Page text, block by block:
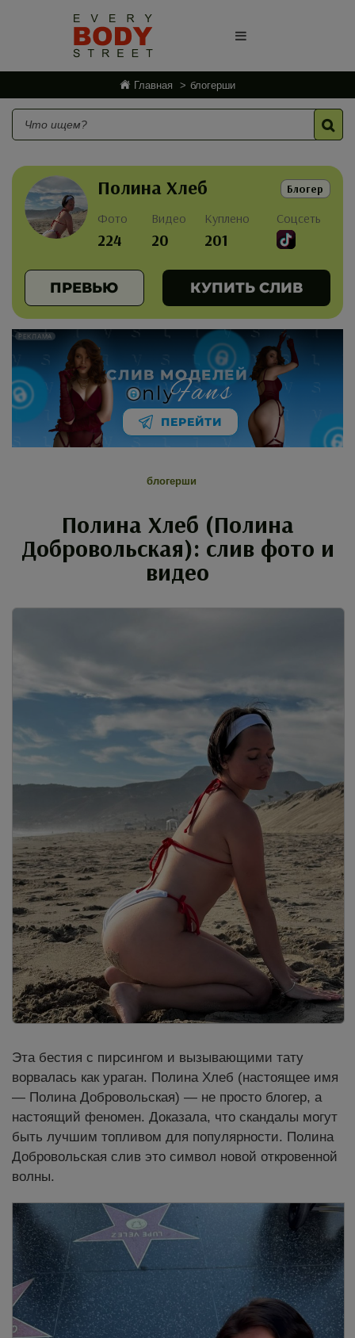
Главная блогерши
Полина Хлеб Блогер
Фото
224
Видео
20
Куплено
201
Соцсеть
ПРЕВЬЮ КУПИТЬ СЛИВ
РЕКЛАМА
СЛИВ МОДЕЛЕЙ
nlyFans
ПЕРЕЙТИ
блогерши
Полина Хлеб (Полина
Добровольская): слив фото и
видео
Эта бестия с пирсингом и вызывающими тату
ворвалась как ураган. Полина Хлеб (настоящее имя
— Полина Добровольская) — не просто блогер, а
настоящий феномен. Доказала, что скандалы могут
быть лучшим топливом для популярности. Полина
Добровольская слив это символ новой откровенной
волны.